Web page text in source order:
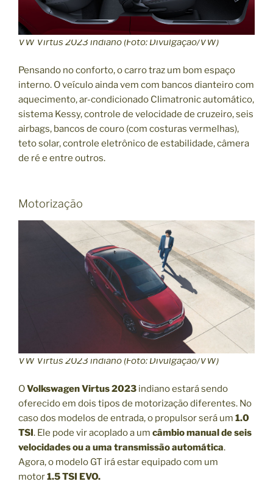
VW Virtus 2023 indiano (Foto: Divulgação/VW)
Pensando no conforto, o carro traz um bom espaço
interno. O veículo ainda vem com bancos dianteiro com
aquecimento, ar-condicionado Climatronic automático,
sistema Kessy, controle de velocidade de cruzeiro, seis
airbags, bancos de couro (com costuras vermelhas),
teto solar, controle eletrônico de estabilidade, câmera
de ré e entre outros.
Motorização
VW Virtus 2023 indiano (Foto: Divulgação/VW)
OVolkswagen Virtus 2023 indiano estará sendo
oferecido em dois tipos de motorização diferentes. No
caso dos modelos de entrada, o propulsor será um 1.0
TSI. Ele pode vir acoplado a um câmbio manual de seis
velocidades ou a uma transmissão automática.
Agora, o modelo GT irá estar equipado com um
motor1.5 TSI EVO.